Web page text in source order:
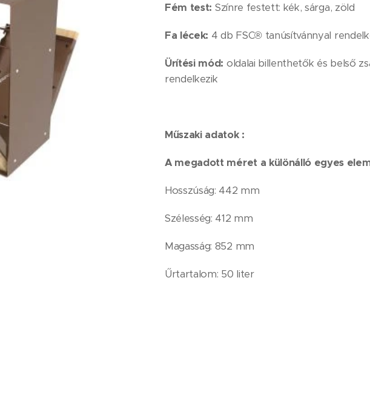
Fém test: Színre festett: kék, sárga, zöld
Fa lécek: 4 db FSC® tanúsítvánnyal
Ürítési mód: oldalai billenthetők és belső
rendelkezik
Műszaki adatok :
A megadott méret a különálló egyes
Hosszúság: 442 mm
Szélesség: 412 mm
Magasság: 852 mm
Űrtartalom: 50 liter